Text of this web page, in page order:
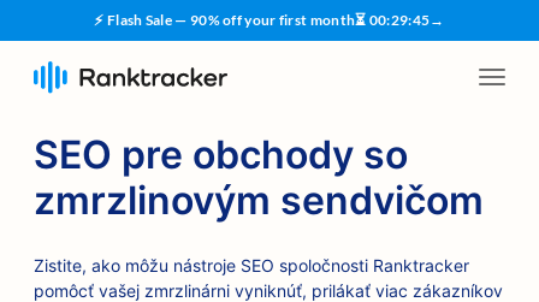
⚡ Flash Sale — 90% off your first month⏳ 00:29:45→
SEO pre obchody so
zmrzlinovým sendvičom
Zistite, ako môžu nástroje SEO spoločnosti Ranktracker
pomôcť vašej zmrzlinárni vyniknúť, prilákať viac zákazníkov